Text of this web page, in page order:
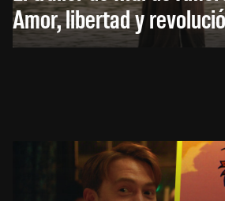
Amor, libertad y